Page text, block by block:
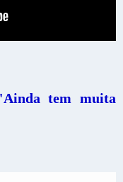
tem muita